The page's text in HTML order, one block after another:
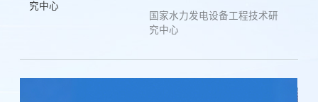
究中心
国家水力发电设备工程技术研
究中心